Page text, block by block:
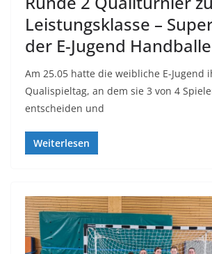
Leistungsklasse –
der E-Jugend
Am 25.05 hatte die weibliche E-Jugend
Qualispieltag, an dem sie 3 von 4
entscheiden und
Weiterlesen